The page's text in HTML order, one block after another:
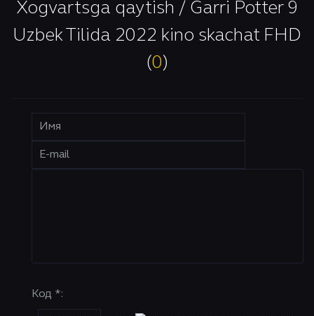
Xogvartsga qaytish / Garri Potter 9
Uzbek Tilida 2022 kino skachat FHD
(0 )
Код *: